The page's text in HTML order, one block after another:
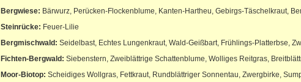
Bergwiese: Bärwurz, Perücken-Flockenblume, Kanten-Hartheu, Gebirgs-Täschelkraut,
Steinrücke: Feuer-Lilie
Bergmischwald: Seidelbast, Echtes Lungenkraut, Wald-Geißbart, Frühlings-Platterbse,
Fichten-Bergwald: Siebenstern, Zweiblättrige Schattenblume, Wolliges Reitgras,
Moor-Biotop: Scheidiges Wollgras, Fettkraut, Rundblättriger Sonnentau, Zwergbirke,